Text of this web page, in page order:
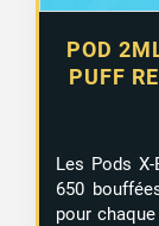
POD
PUFF
Les Pods
650
pour